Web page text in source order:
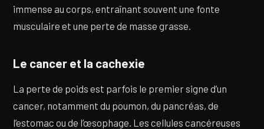
immense au corps, entraînant souvent une fonte
musculaire et une perte de masse grasse.
Le cancer et la cachexie
La perte de poids est parfois le premier signe d’un
cancer, notamment du poumon, du pancréas, de
l’estomac ou de l’œsophage. Les cellules cancéreuses